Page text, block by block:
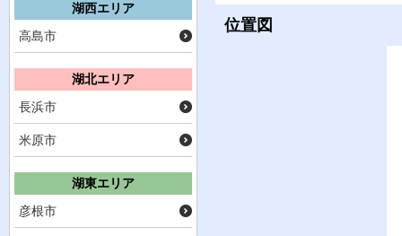
湖西エリア
高島市
湖北エリア
長浜市
米原市
湖東エリア
彦根市
位置図